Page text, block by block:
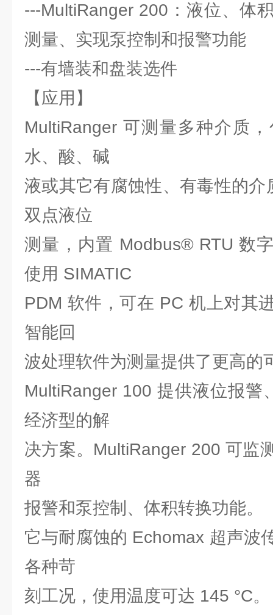
---MultiRanger 200：液位、体
测量、实现泵控制和报警功能
---有墙装和盘装选件
【应用】
MultiRanger 可测量多种介质
水、酸、碱
液或其它有腐蚀性、有毒性的
双点液位
测量，内置 Modbus® RTU 数
使用 SIMATIC
PDM 软件，可在 PC 机上对其
智能回
波处理软件为测量提供了更高的
MultiRanger 100 提供液位报警
经济型的解
决方案。MultiRanger 200 可监
器
报警和泵控制、体积转换功能。
它与耐腐蚀的 Echomax 超声波
各种苛
刻工况，使用温度可达 145 °C。